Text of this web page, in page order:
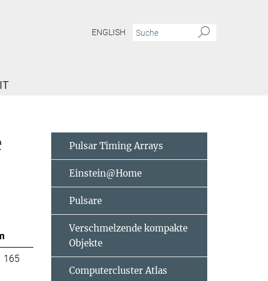
ENGLISH
165
Pulsar Timing Arrays
Einstein@Home
Pulsare
Verschmelzende kompakte
Objekte
Computercluster Atlas